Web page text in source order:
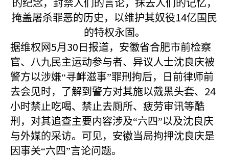
的纪念，封禁人们的言论，抹去人们的记忆，
掩盖屠杀罪恶的历史，以维护其奴役14亿国民
的特权永固。
据维权网5月 30 日报道，安徽省合肥市前检察
官、八九民主运动参与者、异议人士沈良庆被
警方以涉嫌“寻衅滋事”罪刑拘后，日前律师前
去会见时，了解到警方对其施以戴黑头套、 24
小时禁止吃喝、禁止去厕所、疲劳审讯等酷
刑，对其追查主要内容涉及“六四”以及沈良庆
与外媒的采访。可见，安徽当局拘押沈良庆是
因事关“六四”言论问题。